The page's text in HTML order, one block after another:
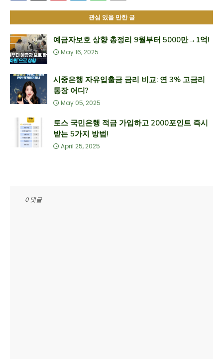
관심 있을 만한 글
예금자보호 상향 총정리 9월부터 5000만→1억!
May 16, 2025
시중은행 자유입출금 금리 비교: 연 3% 고금리
통장 어디?
May 05, 2025
토스 국민은행 적금 가입하고 2000포인트 즉시
받는 5가지 방법!
April 25, 2025
0 댓글